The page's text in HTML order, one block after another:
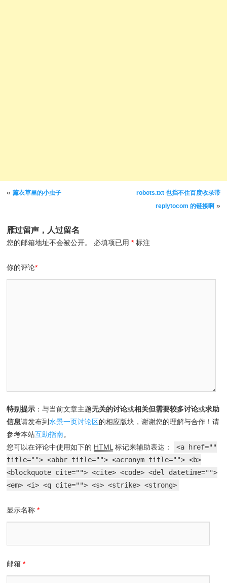
文章导航
«薰衣草里的小虫子
robots.txt 也挡不住百度收录带
replytocom 的链接啊»
雁过留声，人过留名
您的邮箱地址不会被公开。 必填项已用* 标注
你的评论*
特别提示 ：与当前文章主题无关的讨论或相关但需要较多讨论或求助
信息请发布到水景一页讨论区的相应版块，谢谢您的理解与合作！请
参考本站互助指南。
您可以在评论中使用如下的 HTML 标记来辅助表达：
<a href=""
title=""> <abbr title=""> <acronym title=""> <b>
<blockquote cite=""> <cite> <code> <del datetime="">
<em> <i> <q cite=""> <s> <strike> <strong>
显示名称*
邮箱*